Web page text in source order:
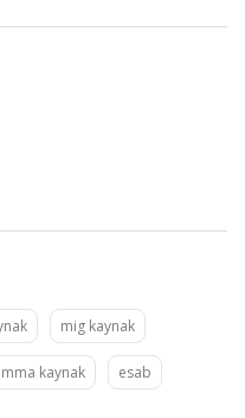
mig kaynak
mma kaynak esab